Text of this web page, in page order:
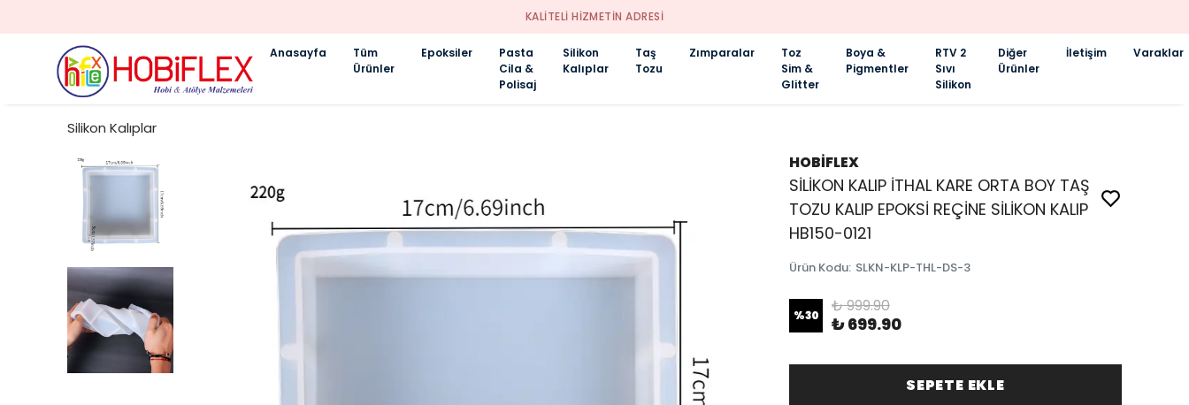
KALİTELİ HİZMETİN ADRESİ
Anasayfa
Tüm
Ürünler
Epoksiler
Pasta
Cila &
Polisaj
Silikon
Kalıplar
Taş
Tozu
Zımparalar
Toz
Sim &
Glitter
Boya &
Pigmentler
RTV 2
Sıvı
Silikon
Diğer
Ürünler
İletişim Varaklar
Silikon Kalıplar
HOBİFLEX
SİLİKON KALIP İTHAL KARE ORTA BOY TAŞ
TOZU KALIP EPOKSİ REÇİNE SİLİKON KALIP
HB150-0121
Ürün Kodu: SLKN-KLP-THL-DS-3
%30 ₺ 999.90
₺ 699.90
SEPETE EKLE